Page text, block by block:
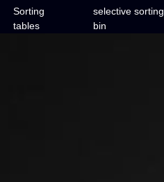
Sorting
tables
selective sorting
bin